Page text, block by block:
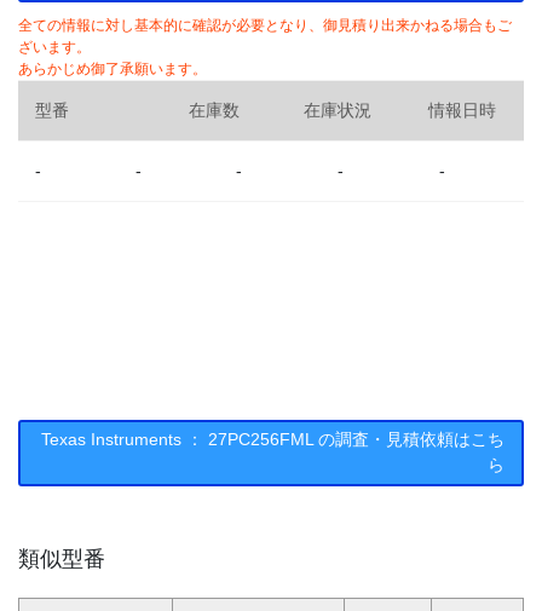
全ての情報に対し基本的に確認が必要となり、御見積り出来かねる場合もご
ざいます。
あらかじめ御了承願います。
型番 在庫数 在庫状況 情報日時
- - - - -
Texas Instruments ： 27PC256FML の調査・見積依頼はこち
ら
類似型番